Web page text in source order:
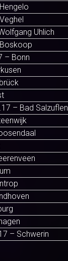
Uhlich
– Bonn
– Bad Salzuflen
– Schwerin